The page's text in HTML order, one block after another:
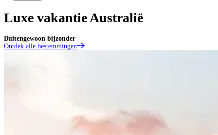
Luxe vakantie Australië
Buitengewoon bijzonder
Ontdek alle bestemmingen